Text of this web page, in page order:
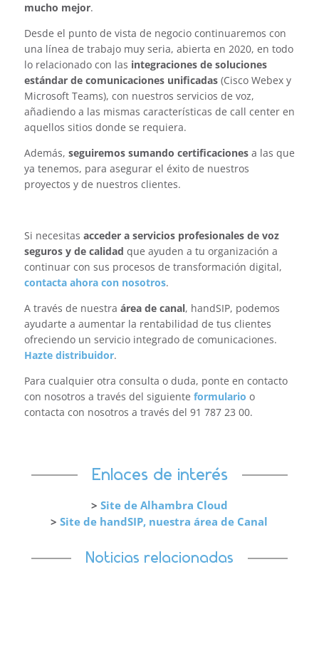
mucho mejor.
Desde el punto de vista de negocio continuaremos con
una línea de trabajo muy seria, abierta en 2020, en todo
lo relacionado con las integraciones de soluciones
estándar de comunicaciones unificadas(Cisco Webex y
Microsoft Teams), con nuestros servicios de voz,
añadiendo a las mismas características de call center en
aquellos sitios donde se requiera.
Además, seguiremos sumando certificacionesa las que
ya tenemos, para asegurar el éxito de nuestros
proyectos y de nuestros clientes.
Si necesitas acceder a servicios profesionales de voz
seguros y de calidad que ayuden a tu organización a
continuar con sus procesos de transformación digital,
contacta ahora con nosotros.
A través de nuestra área de canal, handSIP, podemos
ayudarte a aumentar la rentabilidad de tus clientes
ofreciendo un servicio integrado de comunicaciones.
Hazte distribuidor.
Para cualquier otra consulta o duda, ponte en contacto
con nosotros a través del siguiente formulario o
contacta con nosotros a través del 91 787 23 00.
Enlaces de interés
> Site de Alhambra Cloud
>Site de handSIP, nuestra área de Canal
Noticias relacionadas